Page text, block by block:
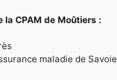
CPAM de Moûtiers :
maladie de Savoie